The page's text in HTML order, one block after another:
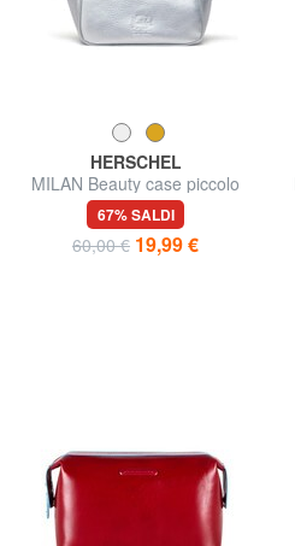
HERSCHEL
MILAN Beauty case piccolo
67% SALDI
60,00 € 19,99 €